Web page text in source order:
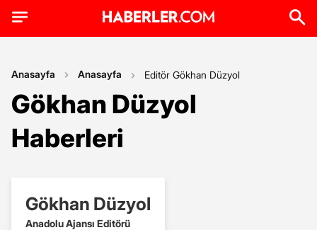
Anasayfa Anasayfa Editör Gökhan Düzyol
Gökhan Düzyol
Haberleri
Gökhan Düzyol
Anadolu Ajansı Editörü